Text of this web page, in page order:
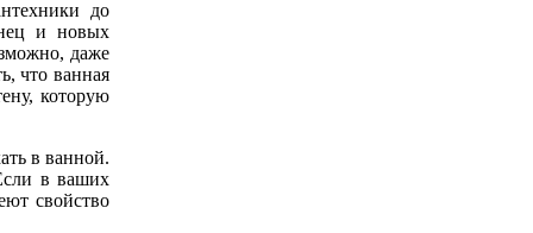
до
и новых
даже
что ванная
которую
в ванной.
в ваших
свойство